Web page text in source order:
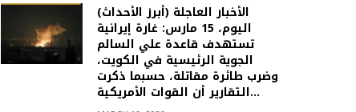
(أبرز الأحداث) الأخبار العاجلة
اليوم، 15 مارس: غارة إيرانية
تستهدف قاعدة علي السالم
الجوية الرئيسية في الكويت،
وضرب طائرة مقاتلة، حسبما ذكرت
التقارير أن القوات الأمريكية…